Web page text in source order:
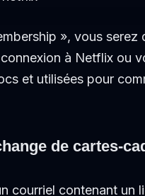
», vous
à Netflix ou
et utilisées pour
de cartes-
courriel contenant un